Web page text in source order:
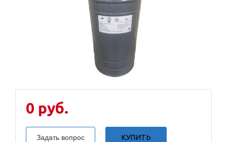
0 руб.
Задать вопрос КУПИТЬ